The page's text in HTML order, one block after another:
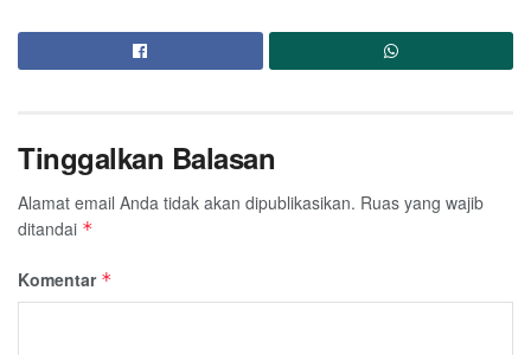
Tinggalkan Balasan
Alamat email Anda tidak akan dipublikasikan. Ruas yang wajib
ditandai *
Komentar *